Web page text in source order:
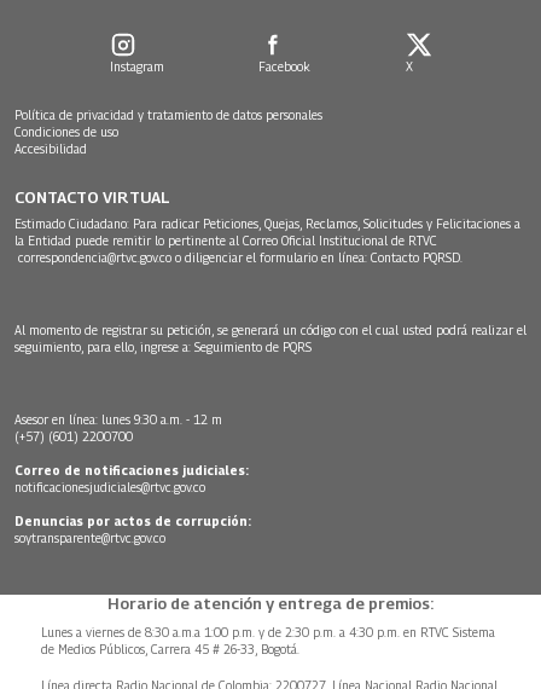
Instagram Facebook X
Política de privacidad y tratamiento de datos personales
Condiciones de uso
Accesibilidad
CONTACTO VIRTUAL
Estimado Ciudadano: Para radicar Peticiones, Quejas, Reclamos, Solicitudes y Felicitaciones a
la Entidad puede remitir lo pertinente al Correo Oficial Institucional de RTVC
correspondencia@rtvc.gov.co o diligenciar el formulario en línea: Contacto PQRSD.
Al momento de registrar su petición, se generará un código con el cual usted podrá realizar el
seguimiento, para ello, ingrese a: Seguimiento de PQRS
Asesor en línea: lunes 9:30 a.m. - 12 m
(+57) (601) 2200700
Correo de notificaciones judiciales:
notificacionesjudiciales@rtvc.gov.co
Denuncias por actos de corrupción:
soytransparente@rtvc.gov.co
Horario de atención y entrega de premios:
Lunes a viernes de 8:30 a.m.a 1:00 p.m. y de 2:30 p.m. a 4:30 p.m. en RTVC Sistema
de Medios Públicos, Carrera 45 # 26-33, Bogotá.
Línea directa Radio Nacional de Colombia: 2200727, Línea Nacional Radio Nacional